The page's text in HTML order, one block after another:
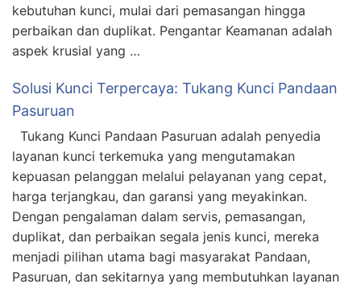
kebutuhan kunci, mulai dari pemasangan hingga
perbaikan dan duplikat. Pengantar Keamanan adalah
aspek krusial yang …
Solusi Kunci Terpercaya: Tukang Kunci Pandaan
Pasuruan
Tukang Kunci Pandaan Pasuruan adalah penyedia
layanan kunci terkemuka yang mengutamakan
kepuasan pelanggan melalui pelayanan yang cepat,
harga terjangkau, dan garansi yang meyakinkan.
Dengan pengalaman dalam servis, pemasangan,
duplikat, dan perbaikan segala jenis kunci, mereka
menjadi pilihan utama bagi masyarakat Pandaan,
Pasuruan, dan sekitarnya yang membutuhkan layanan